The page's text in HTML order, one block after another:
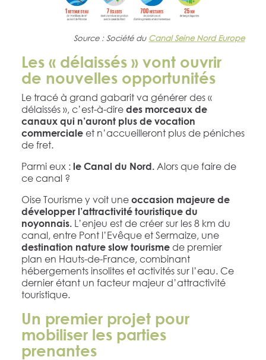
Source : Société du Canal Seine Nord Europe
Les « délaissés » vont ouvrir
de nouvelles opportunités
Le tracé à grand gabarit va générer des «
délaissés », c’est-à-dire des morceaux de
canaux qui n’auront plus de vocation
commercialeet n’accueilleront plus de péniches
de fret.
Parmi eux : le Canal du Nord. Alors que faire de
ce canal ?
Oise Tourisme y voit une occasion majeure de
développer l’attractivité touristique du
noyonnais. L’enjeu est de créer sur les 8 km du
canal, entre Pont l’Evêque et Sermaize, une
destination nature slow tourismede premier
plan en Hauts-de-France, combinant
hébergements insolites et activités sur l’eau. Ce
dernier étant un facteur majeur d’attractivité
touristique.
Un premier projet pour
mobiliser les parties
prenantes